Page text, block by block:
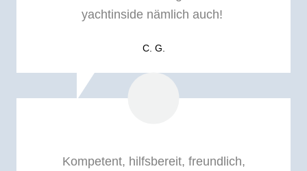
yachtinside nämlich auch!
C. G.
Kompetent, hilfsbereit, freundlich,